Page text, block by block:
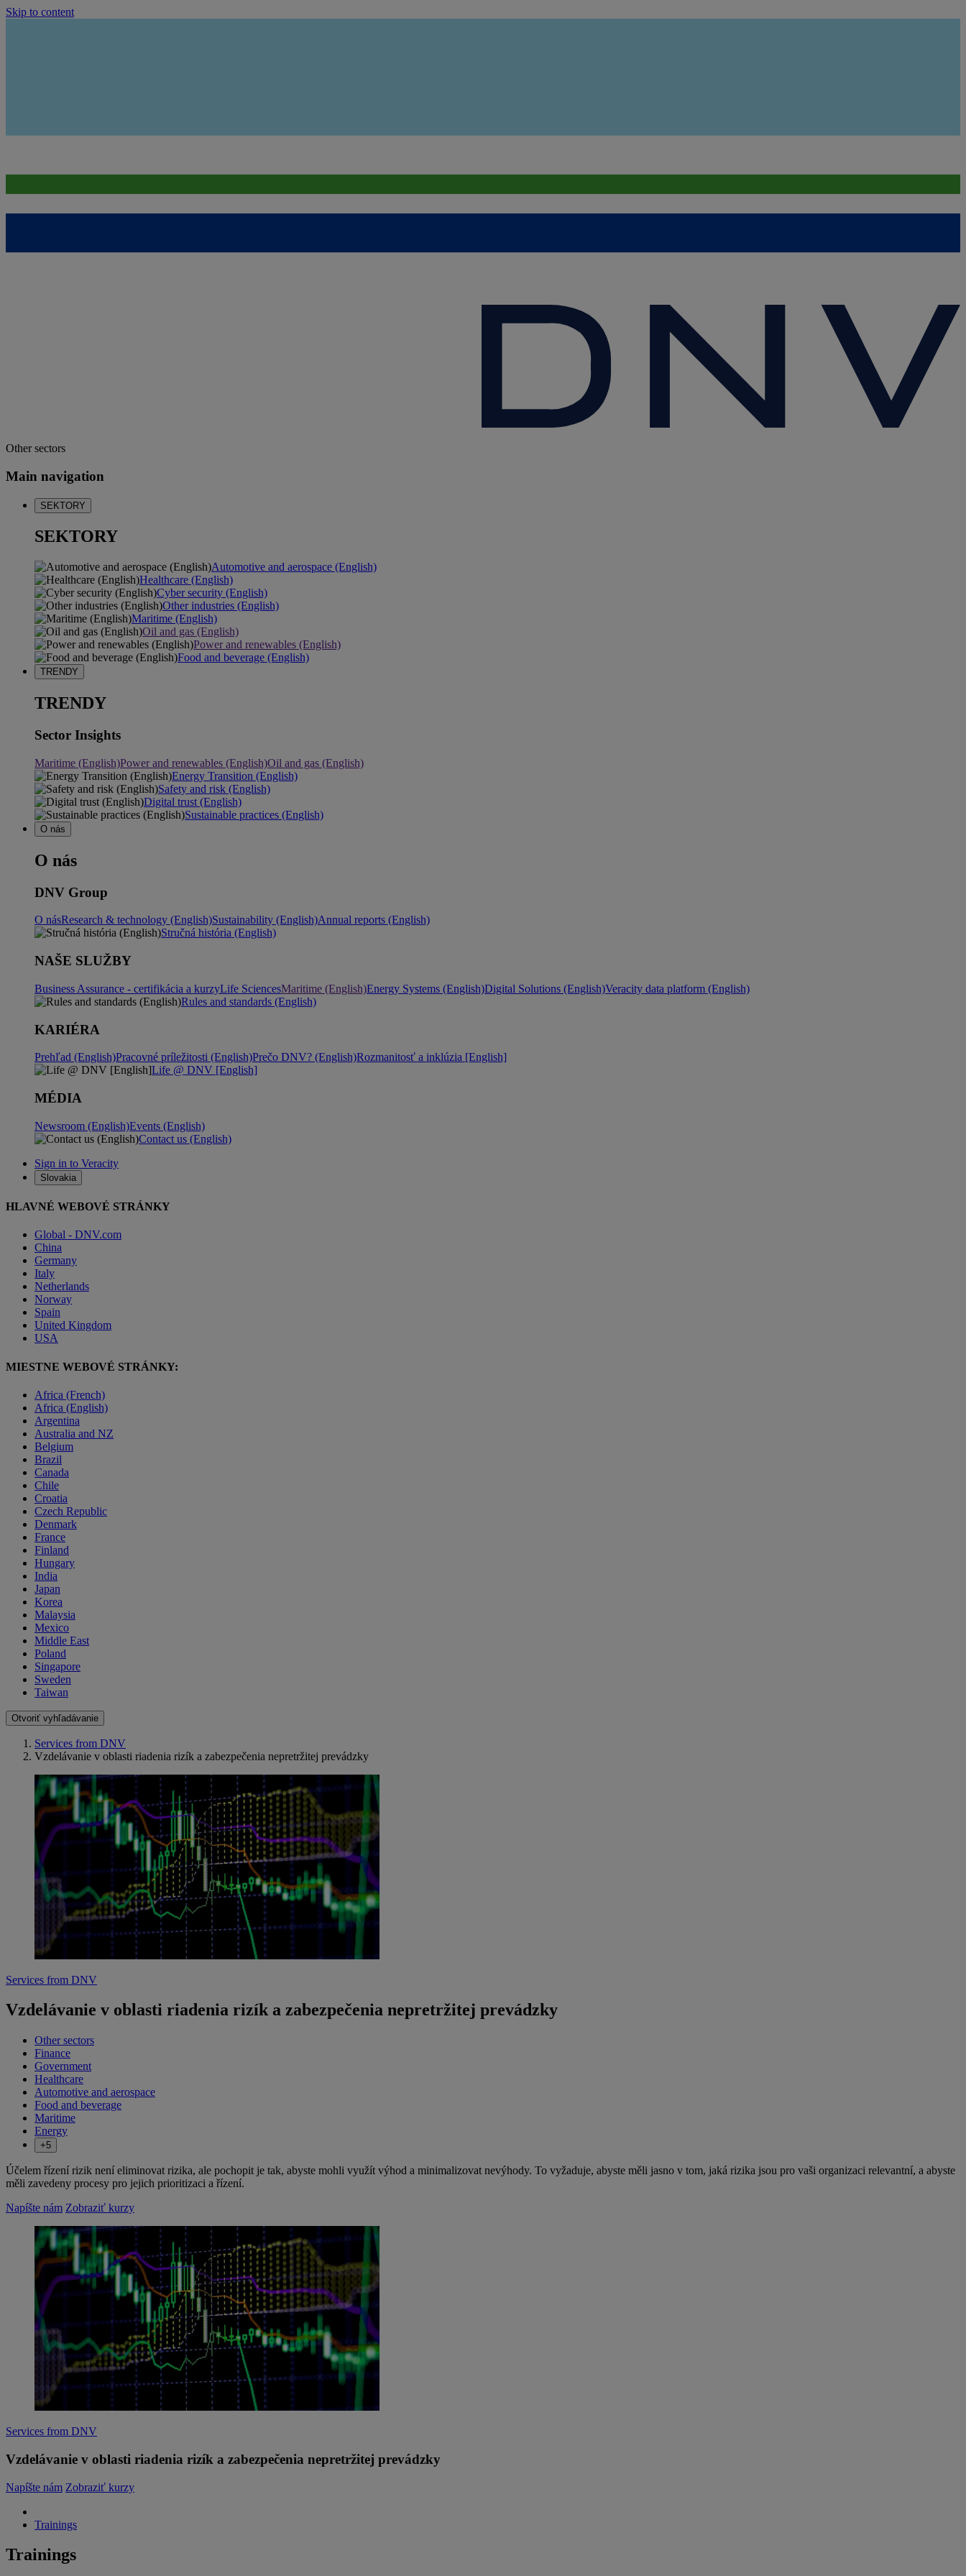
Skip to content
Other sectors
Main navigation
SEKTORY
SEKTORY
Automotive and aerospace (English)
Healthcare (English)
Cyber security (English)
Other industries (English)
Maritime (English)
Oil and gas (English)
Power and renewables (English)
Food and beverage (English)
TRENDY
TRENDY
Sector Insights
Maritime (English)Power and renewables (English)Oil and gas (English)
Energy Transition (English)
Safety and risk (English)
Digital trust (English)
Sustainable practices (English)
O nás
O nás
DNV Group
O násResearch & technology (English)Sustainability (English)Annual reports (English)
Stručná história (English)
NAŠE SLUŽBY
Business Assurance - certifikácia a kurzyLife SciencesMaritime (English)Energy Systems (English)Digital Solutions (English)Veracity data platform (English)
Rules and standards (English)
KARIÉRA
Prehľad (English)Pracovné príležitosti (English)Prečo DNV? (English)Rozmanitosť a inklúzia [English]
Life @ DNV [English]
MÉDIA
Newsroom (English)Events (English)
Contact us (English)
Sign in to Veracity
Slovakia
HLAVNÉ WEBOVÉ STRÁNKY
Global - DNV.com
China
Germany
Italy
Netherlands
Norway
Spain
United Kingdom
USA
MIESTNE WEBOVÉ STRÁNKY:
Africa (French)
Africa (English)
Argentina
Australia and NZ
Belgium
Brazil
Canada
Chile
Croatia
Czech Republic
Denmark
France
Finland
Hungary
India
Japan
Korea
Malaysia
Mexico
Middle East
Poland
Singapore
Sweden
Taiwan
Otvoriť vyhľadávanie
Services from DNV
Vzdelávanie v oblasti riadenia rizík a zabezpečenia nepretržitej prevádzky
Services from DNV
Vzdelávanie v oblasti riadenia rizík a zabezpečenia nepretržitej prevádzky
Other sectors
Finance
Government
Healthcare
Automotive and aerospace
Food and beverage
Maritime
Energy
+5
Účelem řízení rizik není eliminovat rizika, ale pochopit je tak, abyste mohli využít výhod a minimalizovat nevýhody. To vyžaduje, abyste měli jasno v tom, jaká rizika jsou pro vaši organizaci relevantní, a abyste
měli zavedeny procesy pro jejich prioritizaci a řízení.
Napíšte nám Zobraziť kurzy
Services from DNV
Vzdelávanie v oblasti riadenia rizík a zabezpečenia nepretržitej prevádzky
Napíšte nám Zobraziť kurzy
Trainings
Trainings